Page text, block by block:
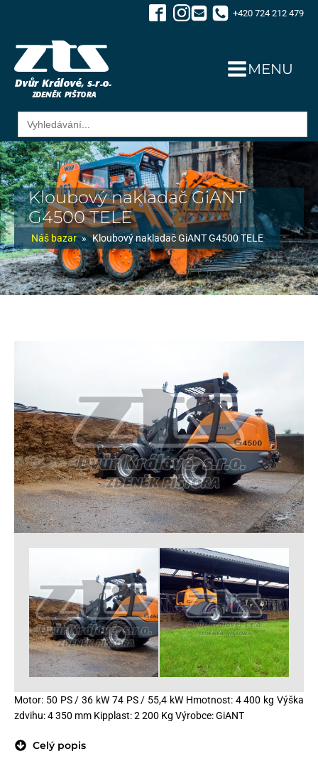
+420 724 212 479
MENU
Search
for:
Kloubový nakladač GiANT
G4500 TELE
Náš bazar » Kloubový nakladač GiANT G4500 TELE
Motor: 50 PS / 36 kW 74 PS / 55,4 kW Hmotnost: 4 400 kg Výška
zdvihu: 4 350 mm Kipplast: 2 200 Kg Výrobce: GiANT
Celý popis